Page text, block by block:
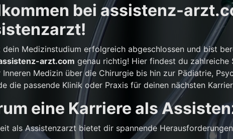
bei assistenz-
dein Medizinstudium erfolgreich abgeschlossen und bist
arzt.com genau richtig! Hier findest du
Inneren Medizin über die Chirurgie bis hin zur Pädiatrie,
die passende Klinik oder Praxis für deinen nächsten
eine Karriere als
als Assistenzarzt bietet dir spannende